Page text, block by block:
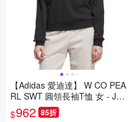
【Adidas 愛迪達】 W CO PEA
RL SWT 圓領長袖T恤 女 - JM4
207
$962 85折